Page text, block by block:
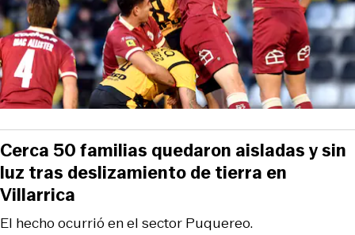
El hecho ocurrió en el sector Puquereo.
Cerca 50 familias quedaron aisladas y sin
luz tras deslizamiento de tierra en
Villarrica